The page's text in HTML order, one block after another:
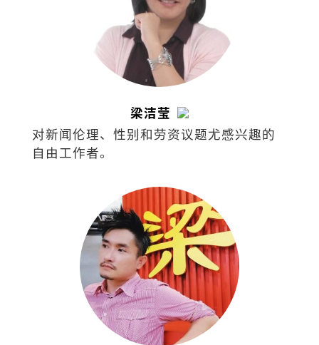
梁洁莹
对新闻伦理、性别和劳资议题尤感兴趣的
自由工作者。